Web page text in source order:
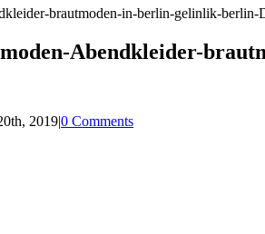
brautmoden-in-berlin-gelinlik-
Abendkleider-
2019|0 Comments